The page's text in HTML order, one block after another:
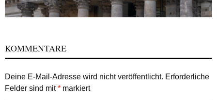
KOMMENTARE
Deine E-Mail-Adresse wird nicht veröffentlicht. Erforderliche
Felder sind mit* markiert